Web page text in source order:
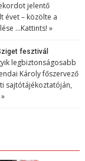
jelentő
évet – közölte a
…Kattints! »
fesztivál
legbiztonságosabb
Károly főszervező
sajtótájékoztatóján,